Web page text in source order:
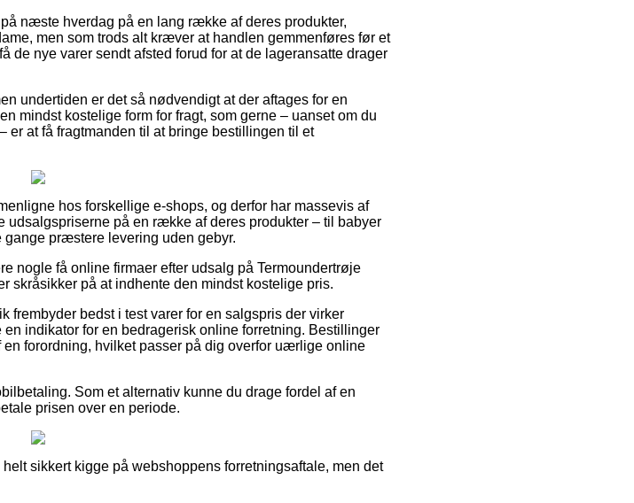
næste hverdag på en lang række af deres produkter,
men som trods alt kræver at handlen gemmenføres før et
de nye varer sendt afsted forud for at de lageransatte drager
undertiden er det så nødvendigt at der aftages for en
mindst kostelige form for fragt, som gerne – uanset om du
er at få fragtmanden til at bringe bestillingen til et
hos forskellige e-shops, og derfor har massevis af
udsalgspriserne på en række af deres produkter – til babyer
præstere levering uden gebyr.
nogle få online firmaer efter udsalg på Termoundertrøje
skråsikker på at indhente den mindst kostelige pris.
frembyder bedst i test varer for en salgspris der virker
indikator for en bedragerisk online forretning. Bestillinger
forordning, hvilket passer på dig overfor uærlige online
Som et alternativ kunne du drage fordel af en
prisen over en periode.
sikkert kigge på webshoppens forretningsaftale, men det